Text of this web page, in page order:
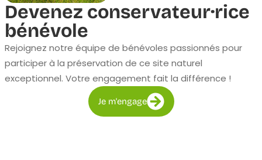
Devenez conservateur·rice
bénévole
Rejoignez notre équipe de bénévoles passionnés pour
participer à la préservation de ce site naturel
exceptionnel. Votre engagement fait la différence !
Je m'engage